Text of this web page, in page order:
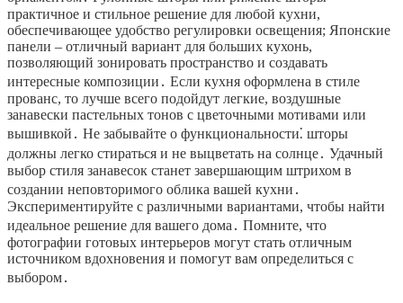
практичное и стильное решение для любой кухни,
обеспечивающее удобство регулировки освещения; Японские
панели – отличный вариант для больших кухонь,
позволяющий зонировать пространство и создавать
интересные композиции․ Если кухня оформлена в стиле
прованс, то лучше всего подойдут легкие, воздушные
занавески пастельных тонов с цветочными мотивами или
вышивкой․ Не забывайте о функциональности⁚ шторы
должны легко стираться и не выцветать на солнце․ Удачный
выбор стиля занавесок станет завершающим штрихом в
создании неповторимого облика вашей кухни․
Экспериментируйте с различными вариантами, чтобы найти
идеальное решение для вашего дома․ Помните, что
фотографии готовых интерьеров могут стать отличным
источником вдохновения и помогут вам определиться с
выбором․